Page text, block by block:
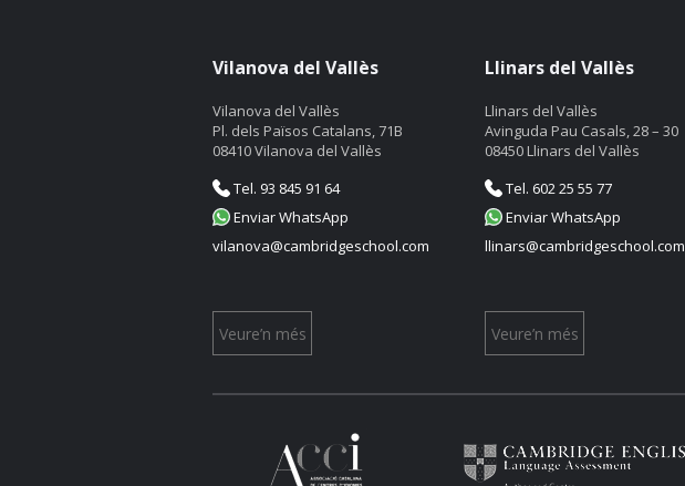
Vilanova del Vallès
Vilanova del Vallès
Pl. dels Països Catalans, 71B
08410 Vilanova del Vallès
Tel. 93 845 91 64
Enviar WhatsApp
vilanova@cambridgeschool.com
Veure’n més
Llinars del Vallès
Llinars del Vallès
Avinguda Pau Casals, 28 – 30
08450 Llinars del Vallès
Tel. 602 25 55 77
Enviar WhatsApp
llinars@cambridgeschool.com
Veure’n més